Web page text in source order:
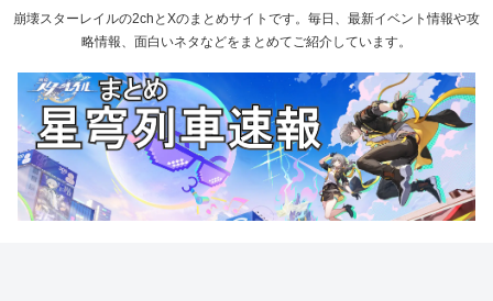
崩壊スターレイルの2chとXのまとめサイトです。毎日、最新イベント情報や攻
略情報、面白いネタなどをまとめてご紹介しています。